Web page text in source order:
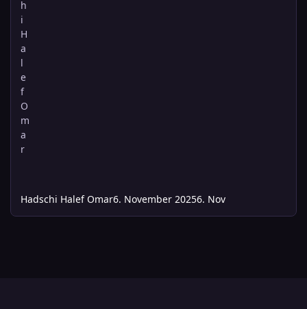
Hadschi Halef Omar6. November 20256. Nov